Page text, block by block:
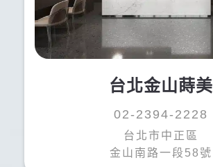
台北金山蒔美
02-2394-2228
台北市中正區
金山南路一段58號